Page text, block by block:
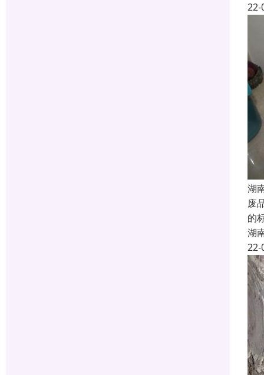
22-
湖
废
的
湖
22-